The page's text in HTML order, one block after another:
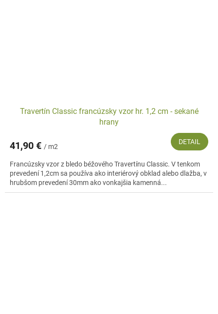
Travertín Classic francúzsky vzor hr. 1,2 cm - sekané
hrany
41,90 € / m2
DETAIL
Francúzsky vzor z bledo béžového Travertínu Classic. V tenkom
prevedení 1,2cm sa používa ako interiérový obklad alebo dlažba, v
hrubšom prevedení 30mm ako vonkajšia kamenná...